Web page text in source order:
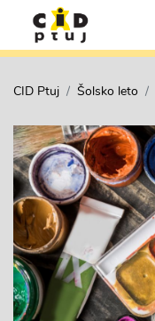
CID Ptuj Šolsko leto